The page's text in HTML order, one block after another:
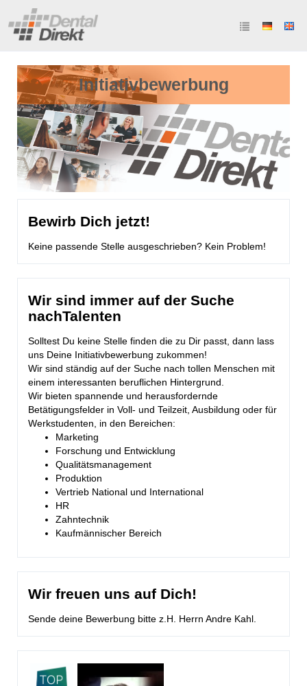
Initiativbewerbung
Bewirb Dich jetzt!
Keine passende Stelle ausgeschrieben? Kein Problem!
Wir sind immer auf der Suche
nachTalenten
Solltest Du keine Stelle finden die zu Dir passt, dann lass
uns Deine Initiativbewerbung zukommen!
Wir sind ständig auf der Suche nach tollen Menschen mit
einem interessanten beruflichen Hintergrund.
Wir bieten spannende und herausfordernde
Betätigungsfelder in Voll- und Teilzeit, Ausbildung oder für
Werkstudenten, in den Bereichen:
Marketing
Forschung und Entwicklung
Qualitätsmanagement
Produktion
Vertrieb National und International
HR
Zahntechnik
Kaufmännischer Bereich
Wir freuen uns auf Dich!
Sende deine Bewerbung bitte z.H. Herrn Andre Kahl.